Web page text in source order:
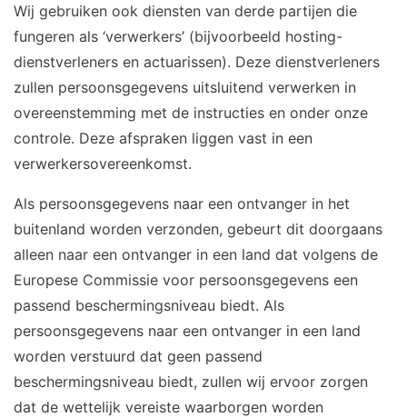
Wij gebruiken ook diensten van derde partijen die
fungeren als ‘verwerkers’ (bijvoorbeeld hosting-
dienstverleners en actuarissen). Deze dienstverleners
zullen persoonsgegevens uitsluitend verwerken in
overeenstemming met de instructies en onder onze
controle. Deze afspraken liggen vast in een
verwerkersovereenkomst.
Als persoonsgegevens naar een ontvanger in het
buitenland worden verzonden, gebeurt dit doorgaans
alleen naar een ontvanger in een land dat volgens de
Europese Commissie voor persoonsgegevens een
passend beschermingsniveau biedt. Als
persoonsgegevens naar een ontvanger in een land
worden verstuurd dat geen passend
beschermingsniveau biedt, zullen wij ervoor zorgen
dat de wettelijk vereiste waarborgen worden